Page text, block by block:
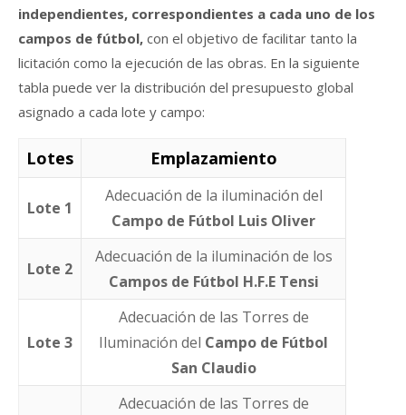
independientes, correspondientes a cada uno de los
campos de fútbol, con el objetivo de facilitar tanto la
licitación como la ejecución de las obras. En la siguiente
tabla puede ver la distribución del presupuesto global
asignado a cada lote y campo:
Lotes Emplazamiento
Lote 1
Adecuación de la iluminación del
Campo de Fútbol Luis Oliver
Lote 2
Adecuación de la iluminación de los
Campos de Fútbol H.F.E Tensi
Lote 3
Adecuación de las Torres de
Iluminación del Campo de Fútbol
San Claudio
Adecuación de las Torres de